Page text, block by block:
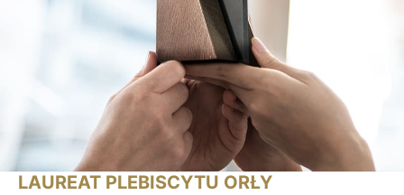
LAUREAT PLEBISCYTU ORŁY